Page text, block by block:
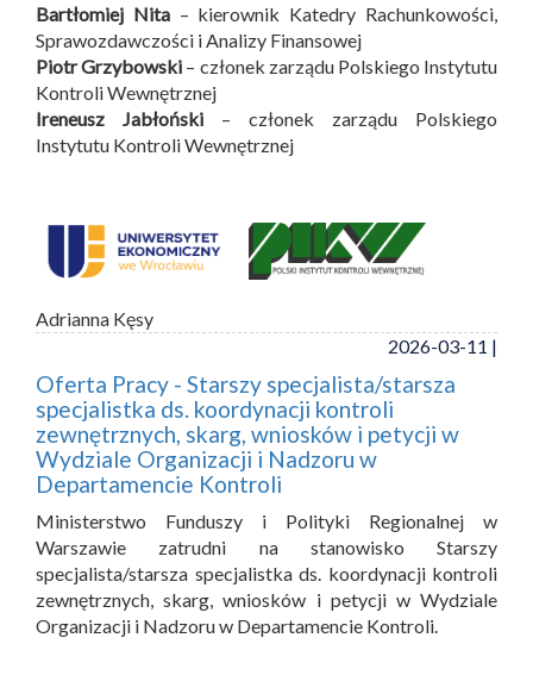
Bartłomiej Nita– kierownik Katedry Rachunkowości,
Sprawozdawczości i Analizy Finansowej
Piotr Grzybowski – członek zarządu Polskiego Instytutu
Kontroli Wewnętrznej
Ireneusz Jabłoński – członek zarządu Polskiego
Instytutu Kontroli Wewnętrznej
Adrianna Kęsy
2026-03-11 |
Oferta Pracy - Starszy specjalista/starsza
specjalistka ds. koordynacji kontroli
zewnętrznych, skarg, wniosków i petycji w
Wydziale Organizacji i Nadzoru w
Departamencie Kontroli
Ministerstwo Funduszy i Polityki Regionalnej w
Warszawie zatrudni na stanowisko Starszy
specjalista/starsza specjalistka ds. koordynacji kontroli
zewnętrznych, skarg, wniosków i petycji w Wydziale
Organizacji i Nadzoru w Departamencie Kontroli.